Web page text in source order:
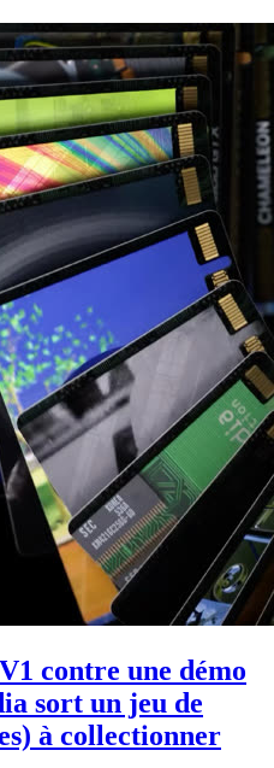
contre une démo
sort un jeu de
à collectionner